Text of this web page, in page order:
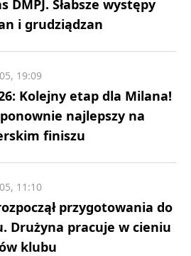
DMPJ. Słabsze występy
i grudziądzan
Kolejny etap dla Milana!
ponownie najlepszy na
finiszu
19:09
przygotowania do
Drużyna pracuje w cieniu
klubu
11:10